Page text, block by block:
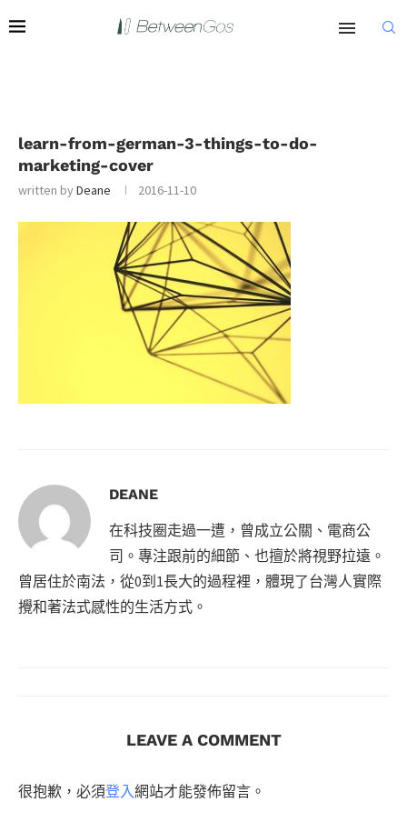
learn-from-german-3-things-to-do-
marketing-cover
written byDeane 2016-11-10
DEANE
在科技圈走過一遭，曾成立公關、電商公
司。專注跟前的細節、也擅於將視野拉遠。
曾居住於南法，從0到1長大的過程裡，體現了台灣人實際
攪和著法式感性的生活方式。
LEAVE A COMMENT
很抱歉，必須登入網站才能發佈留言。